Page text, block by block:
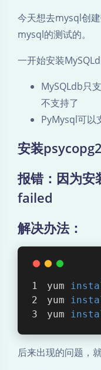
今天想去mysql创
mysql的测试的。
一开始安装
MySQLdb只
不支持了
PyMysql可以
安装psycopg2
报错：因为
failed
解决办法：
yum
yum
yum
后来出现的问题，